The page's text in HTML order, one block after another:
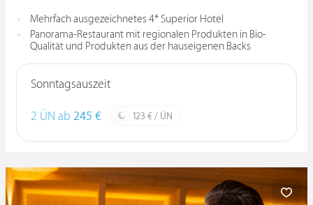
Mehrfach ausgezeichnetes 4* Superior Hotel
Panorama-Restaurant mit regionalen Produkten in Bio-
Qualität und Produkten aus der hauseigenen Backs
Sonntagsauszeit
2 ÜN ab 245 € 123 € / ÜN